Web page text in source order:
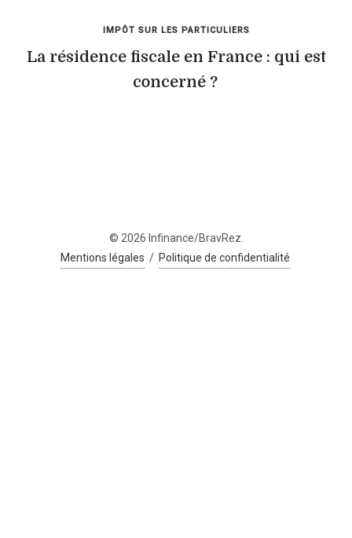
IMPÔT SUR LES PARTICULIERS
La résidence fiscale en France : qui est
concerné ?
© 2026 Infinance/BravRez.
Mentions légales / Politique de confidentialité